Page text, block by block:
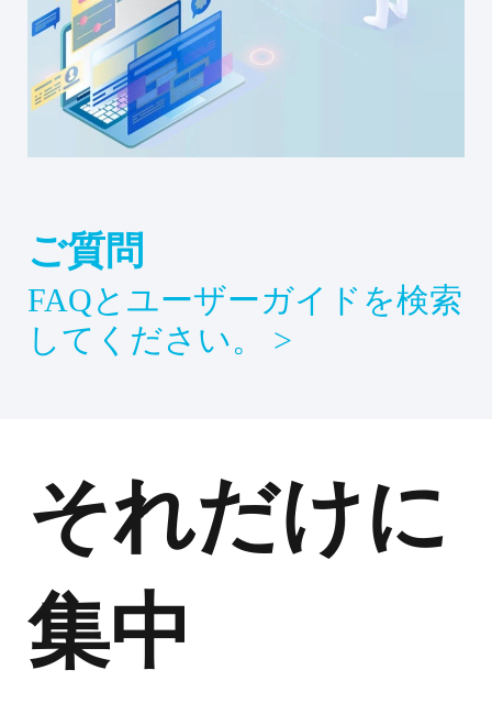
ご質問
FAQとユーザーガイドを検索
してください。 >
それだけに
集中